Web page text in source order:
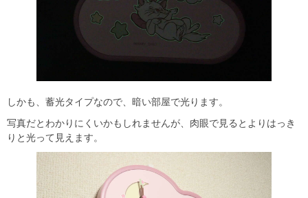
しかも、蓄光タイプなので、暗い部屋で光ります。
写真だとわかりにくいかもしれませんが、肉眼で見るとよりはっき
りと光って見えます。